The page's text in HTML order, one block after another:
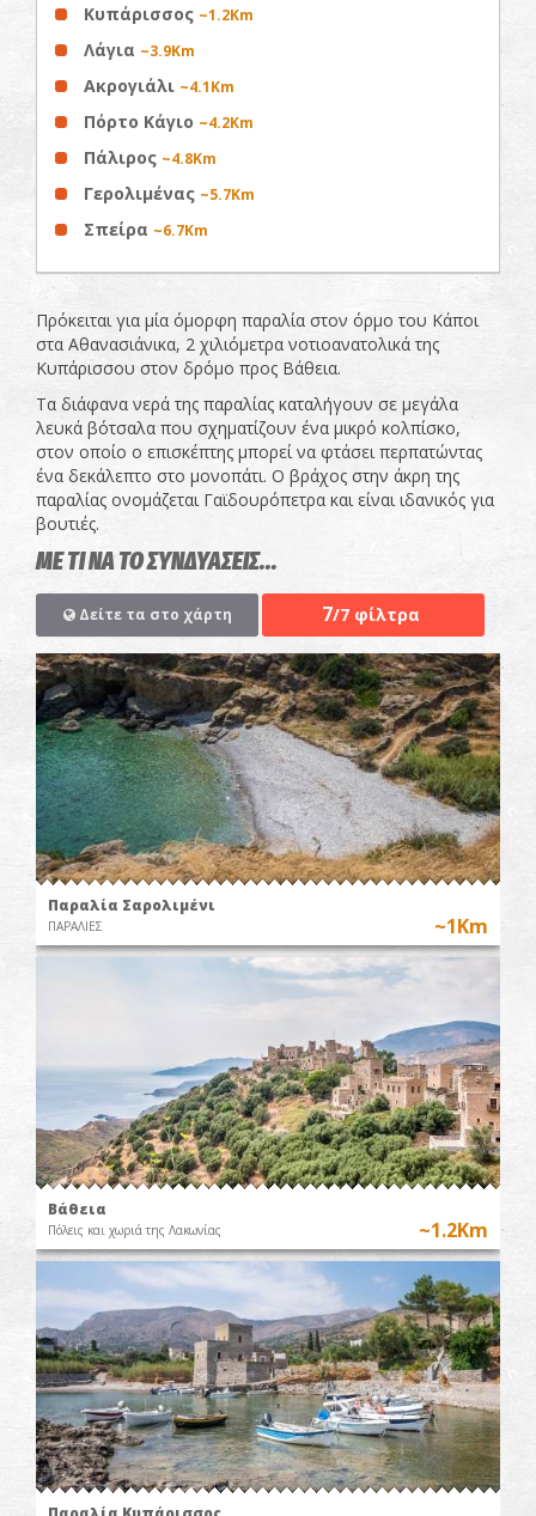
Κυπάρισσος ~1.2Km
Λάγια ~3.9Km
Ακρογιάλι ~4.1Km
Πόρτο Κάγιο ~4.2Km
Πάλιρος ~4.8Km
Γερολιμένας ~5.7Km
Σπείρα ~6.7Km
Πρόκειται για μία όμορφη παραλία στον όρμο του Κάποι
στα Αθανασιάνικα, 2 χιλιόμετρα νοτιοανατολικά της
Κυπάρισσου στον δρόμο προς Βάθεια.
Τα διάφανα νερά της παραλίας καταλήγουν σε μεγάλα
λευκά βότσαλα που σχηματίζουν ένα μικρό κολπίσκο,
στον οποίο ο επισκέπτης μπορεί να φτάσει περπατώντας
ένα δεκάλεπτο στο μονοπάτι. Ο βράχος στην άκρη της
παραλίας ονομάζεται Γαϊδουρόπετρα και είναι ιδανικός για
βουτιές.
ΜΕ ΤΙ ΝΑ ΤΟ ΣΥΝΔΥΑΣΕΙΣ...
Δείτε τα στο χάρτη 7/7 φίλτρα
Παραλία Σαρολιμένι
ΠΑΡΑΛΙΕΣ ~1Km
Βάθεια
Πόλεις και χωριά της Λακωνίας ~1.2Km